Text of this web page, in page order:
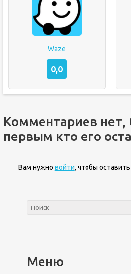
Waze
0,0
Комментариев нет,
первым кто его
Вам нужно войти, чтобы
Меню